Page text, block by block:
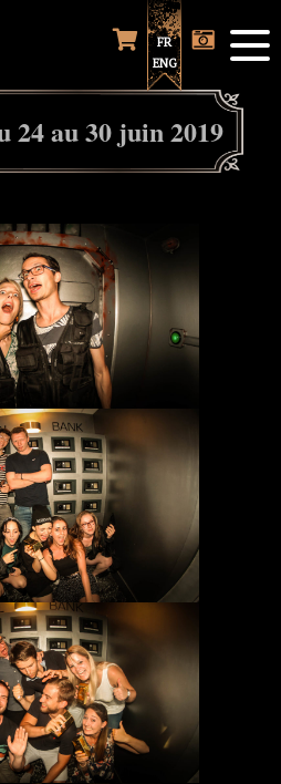
FR
ENG
24 au 30 juin 2019